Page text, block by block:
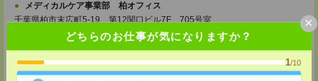
どちらのお仕事が気になりますか？
1/10
×
メディカルケア事業部 柏オフィス
千葉県柏市末広町5-19 第12関口ビル7F 705号室
TEL：0120-935-218
tenshoku@nikken-ts.jp
担当：採用担当
メディカルケア事業部 新宿オフィス